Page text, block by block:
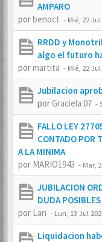
AMPARO
porbenoct - Mié, 22
RRDD y
algo el futuro
pormartita - Mié, 22
Jubilacion
por Graciela 07 -
FALLO LEY
CONTADO POR
A LA MINIMA
por MARIO1943 - Mar,
JUBILACION
DUDA
por Lan - Lun, 13 Jul
Liquidacion